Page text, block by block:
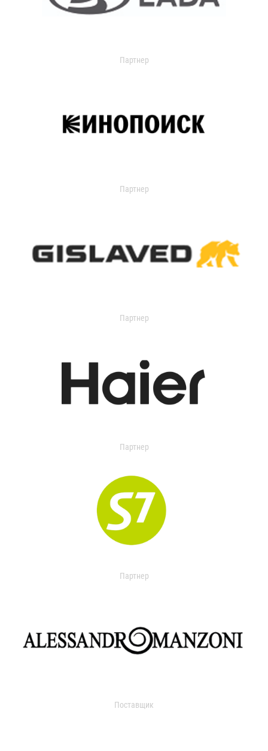
Партнер
Партнер
Партнер
Партнер
Партнер
Поставщик